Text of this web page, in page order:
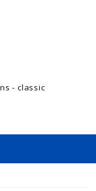
- classic